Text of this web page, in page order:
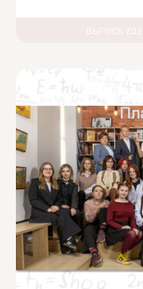
ВЫПУСК